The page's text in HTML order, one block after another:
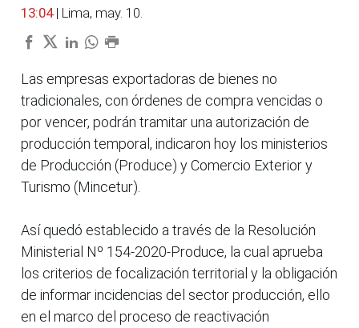
13:04 | Lima, may. 10.
Las empresas exportadoras de bienes no
tradicionales, con órdenes de compra vencidas o
por vencer, podrán tramitar una autorización de
producción temporal, indicaron hoy los ministerios
de Producción (Produce) y Comercio Exterior y
Turismo (Mincetur).
Así quedó establecido a través de la Resolución
Ministerial Nº 154-2020-Produce, la cual aprueba
los criterios de focalización territorial y la obligación
de informar incidencias del sector producción, ello
en el marco del proceso de reactivación